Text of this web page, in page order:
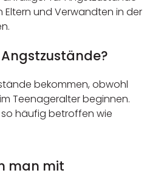
Eltern und Verwandten in der
bekommen, obwohl
Teenageralter beginnen.
häufig betroffen wie
man mit